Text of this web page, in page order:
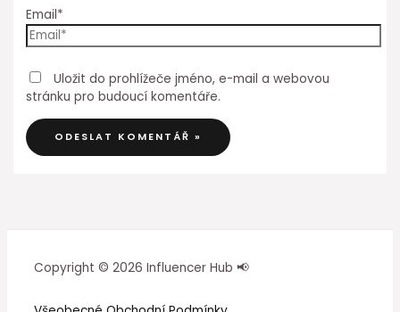
Email*
Uložit do prohlížeče jméno, e-mail a webovou
stránku pro budoucí komentáře.
Copyright © 2026 Influencer Hub 📢